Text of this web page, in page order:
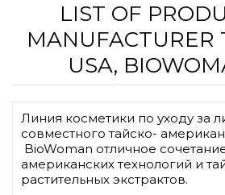
LIST OF
MANUFACTURER
USA,
Линия косметики по уходу за
совместного тайско-
BioWoman отличное
американских технологий и
растительных экстрактов.